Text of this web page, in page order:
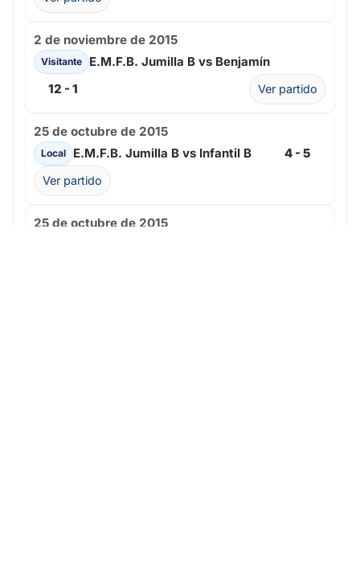
2 de noviembre de 2015
Visitante
E.M.F.B. Jumilla B vs Benjamín
12 - 1
Ver partido
25 de octubre de 2015
Local E.M.F.B. Jumilla B vs Infantil B 4 - 5
Ver partido
25 de octubre de 2015